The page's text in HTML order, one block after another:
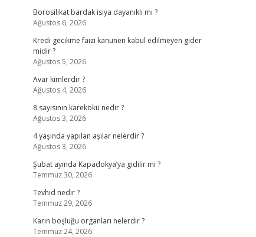
Borosilikat bardak isıya dayanıklı mı ?
Ağustos 6, 2026
Kredi gecikme faizi kanunen kabul edilmeyen gider
midir ?
Ağustos 5, 2026
Avar kimlerdir ?
Ağustos 4, 2026
8 sayısının karekökü nedir ?
Ağustos 3, 2026
4 yaşında yapılan aşılar nelerdir ?
Ağustos 3, 2026
Şubat ayında Kapadokya’ya gidilir mi ?
Temmuz 30, 2026
Tevhid nedir ?
Temmuz 29, 2026
Karın boşluğu organları nelerdir ?
Temmuz 24, 2026